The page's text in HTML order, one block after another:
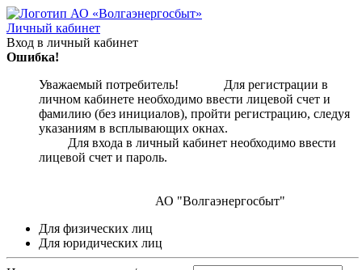
Личный кабинет
Вход в личный кабинет
Ошибка!
Уважаемый потребитель! Для регистрации в
личном кабинете необходимо ввести лицевой счет и
фамилию (без инициалов), пройти регистрацию, следуя
указаниям в всплывающих окнах.
Для входа в личный кабинет необходимо ввести
лицевой счет и пароль.
АО "Волгаэнергосбыт"
Для физических лиц
Для юридических лиц